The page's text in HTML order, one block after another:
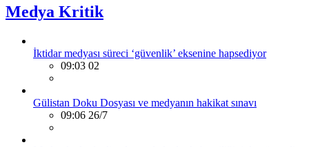
Medya Kritik
İktidar medyası süreci ‘güvenlik’ eksenine hapsediyor
09:03 02
Gülistan Doku Dosyası ve medyanın hakikat sınavı
09:06 26/7